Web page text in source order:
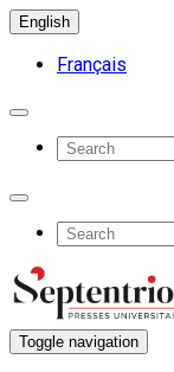
English
Français
Toggle navigation